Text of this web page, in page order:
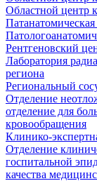
Областной центр
Рентгеновский
Лаборатория
региона
Региональный
Отделение
отделение для
кровообращения
Клинико-
Отделение
госпитальной
качества